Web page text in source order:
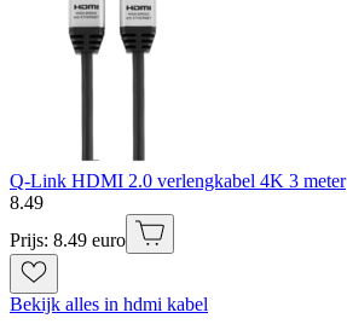
Q-Link HDMI 2.0 verlengkabel 4K 3 meter
8.49
Prijs: 8.49 euro
Bekijk alles in hdmi kabel